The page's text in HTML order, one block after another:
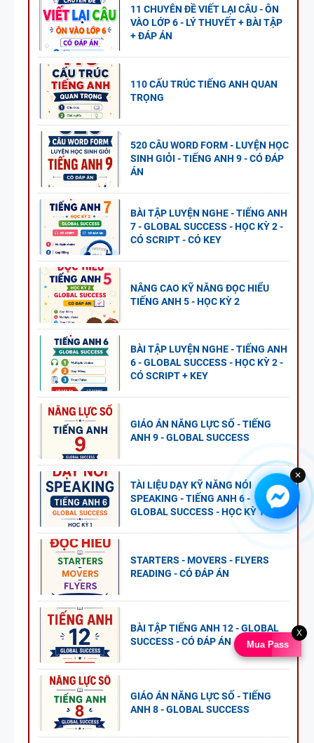
11 CHUYÊN ĐỀ VIẾT LẠI CÂU - ÔN
VÀO LỚP 6 - LÝ THUYẾT + BÀI TẬP
+ ĐÁP ÁN
110 CẤU TRÚC TIẾNG ANH QUAN
TRỌNG
520 CÂU WORD FORM - LUYỆN HỌC
SINH GIỎI - TIẾNG ANH 9 - CÓ ĐÁP
ÁN
BÀI TẬP LUYỆN NGHE - TIẾNG ANH
7 - GLOBAL SUCCESS - HỌC KỲ 2 -
CÓ SCRIPT - CÓ KEY
NÂNG CAO KỸ NĂNG ĐỌC HIỂU
TIẾNG ANH 5 - HỌC KỲ 2
BÀI TẬP LUYỆN NGHE - TIẾNG ANH
6 - GLOBAL SUCCESS - HỌC KỲ 2 -
CÓ SCRIPT + KEY
GIÁO ÁN NĂNG LỰC SỐ - TIẾNG
ANH 9 - GLOBAL SUCCESS
TÀI LIỆU DẠY KỸ NĂNG NÓI
SPEAKING - TIẾNG ANH 6 -
GLOBAL SUCCESS - HỌC KỲ 1
STARTERS - MOVERS - FLYERS
READING - CÓ ĐÁP ÁN
BÀI TẬP TIẾNG ANH 12 - GLOBAL
SUCCESS - CÓ ĐÁP ÁN
GIÁO ÁN NĂNG LỰC SỐ - TIẾNG
ANH 8 - GLOBAL SUCCESS
Mua Pass
X
✕